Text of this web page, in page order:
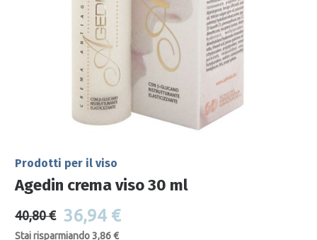
Prodotti per il viso
Agedin crema viso 30 ml
40,80 € 36,94 €
Stai risparmiando 3,86 €